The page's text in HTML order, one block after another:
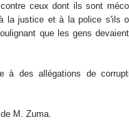
ceux dont ils sont
la justice et à la police s'ils
que les gens
à des allégations de
M. Zuma.